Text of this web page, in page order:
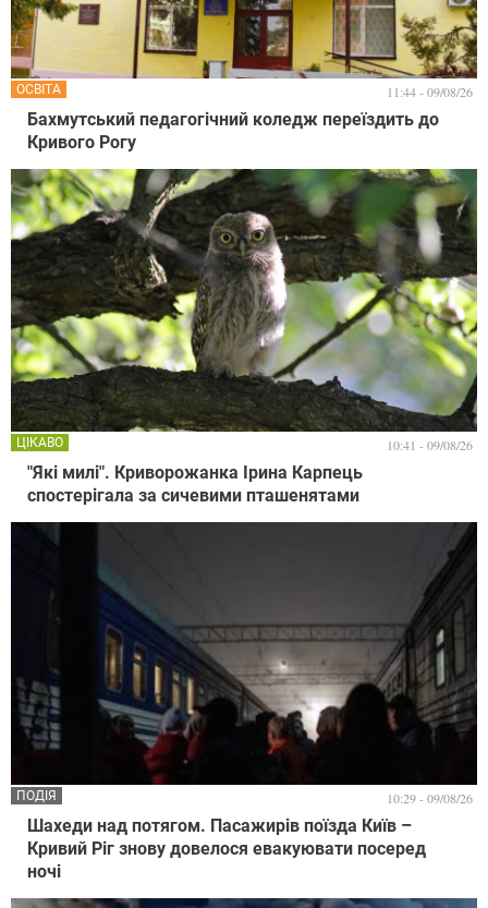
Бахмутський педагогічний коледж переїздить до
Кривого Рогу
ОСВІТА 11:44 - 09/08/26
"Які милі". Криворожанка Ірина Карпець
спостерігала за сичевими пташенятами
ЦІКАВО 10:41 - 09/08/26
Шахеди над потягом. Пасажирів поїзда Київ –
Кривий Ріг знову довелося евакуювати посеред
ночі
ПОДІЯ 10:29 - 09/08/26